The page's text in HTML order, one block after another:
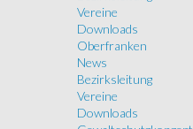
Vereine
Downloads
Oberfranken
News
Bezirksleitung
Vereine
Downloads